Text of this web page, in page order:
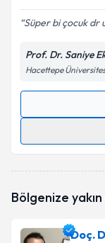
Süper bi çocuk dr
Prof. Dr. Saniye
Hacettepe
Randevu
oluşturun.
Bölgenize
Doç.